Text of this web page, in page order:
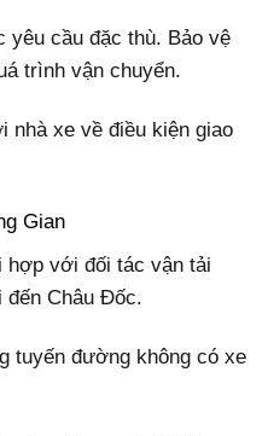
cầu đặc thù. Bảo vệ
trình vận chuyển.
nhà xe về điều kiện giao
Gian
hợp với đối tác vận tải
đến Châu Đốc.
tuyến đường không có xe